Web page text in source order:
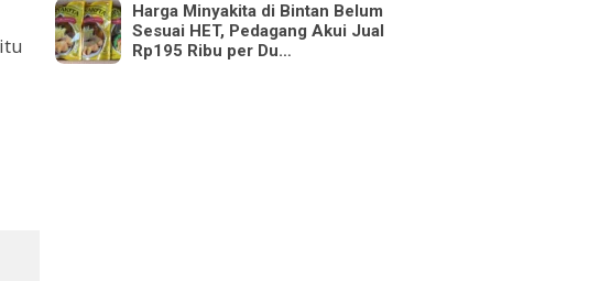
Harga Minyakita di Bintan Belum
Sesuai HET, Pedagang Akui Jual
Rp195 Ribu per Du…